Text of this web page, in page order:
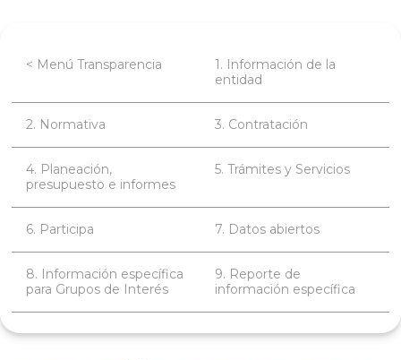
< Menú Transparencia
1. Información de la
entidad
2. Normativa 3. Contratación
4. Planeación,
presupuesto e informes
5. Trámites y Servicios
6. Participa 7. Datos abiertos
8. Información específica
para Grupos de Interés
9. Reporte de
información específica